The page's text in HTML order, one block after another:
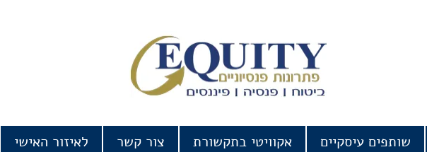
שותפים עיסקיים אקוויטי בתקשורת צור קשר לאיזור האישי